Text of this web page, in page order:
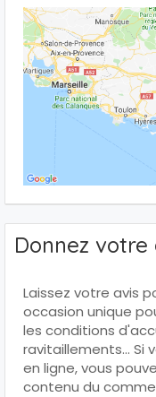
Donnez
Laissez votre avis
occasion unique
les conditions
ravitaillements... Si
en ligne, vous
contenu du